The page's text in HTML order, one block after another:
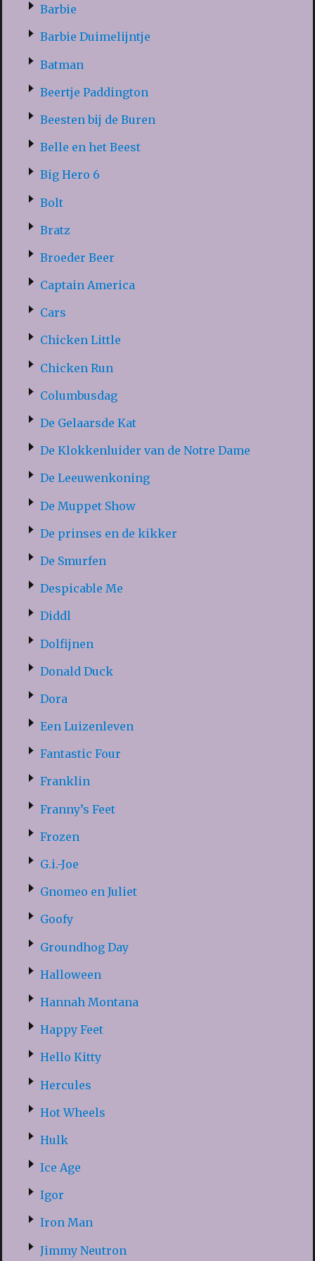
Barbie
Barbie Duimelijntje
Batman
Beertje Paddington
Beesten bij de Buren
Belle en het Beest
Big Hero 6
Bolt
Bratz
Broeder Beer
Captain America
Cars
Chicken Little
Chicken Run
Columbusdag
De Gelaarsde Kat
De Klokkenluider van de Notre Dame
De Leeuwenkoning
De Muppet Show
De prinses en de kikker
De Smurfen
Despicable Me
Diddl
Dolfijnen
Donald Duck
Dora
Een Luizenleven
Fantastic Four
Franklin
Franny’s Feet
Frozen
G.i.-Joe
Gnomeo en Juliet
Goofy
Groundhog Day
Halloween
Hannah Montana
Happy Feet
Hello Kitty
Hercules
Hot Wheels
Hulk
Ice Age
Igor
Iron Man
Jimmy Neutron